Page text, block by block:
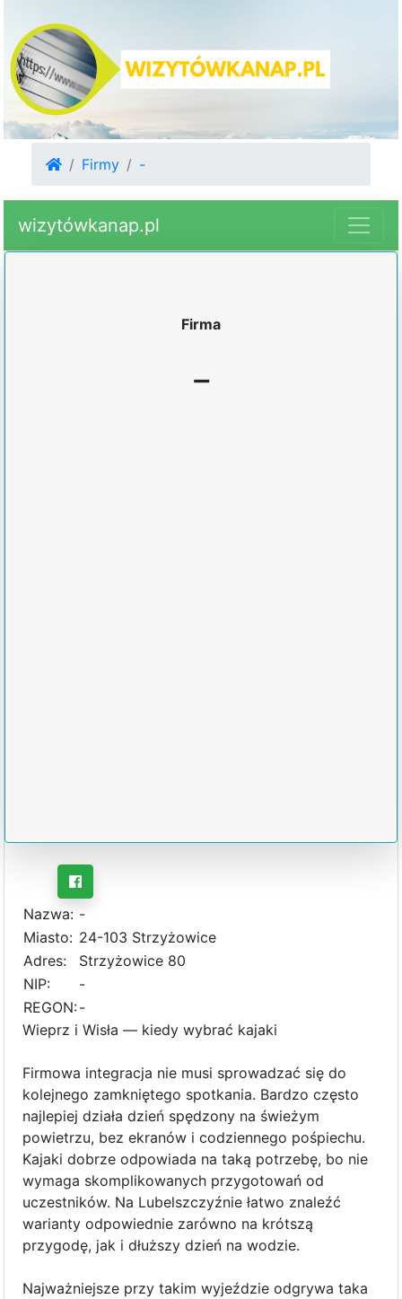
Firmy -
wizytówkanap.pl
Firma
-
Nazwa: -
Miasto: 24-103 Strzyżowice
Adres:
Strzyżowice 80
NIP:
-
REGON:-
Wieprz i Wisła — kiedy wybrać kajaki
Firmowa integracja nie musi sprowadzać się do
kolejnego zamkniętego spotkania. Bardzo często
najlepiej działa dzień spędzony na świeżym
powietrzu, bez ekranów i codziennego pośpiechu.
Kajaki dobrze odpowiada na taką potrzebę, bo nie
wymaga skomplikowanych przygotowań od
uczestników. Na Lubelszczyźnie łatwo znaleźć
warianty odpowiednie zarówno na krótszą
przygodę, jak i dłuższy dzień na wodzie.
Najważniejsze przy takim wyjeździe odgrywa taka